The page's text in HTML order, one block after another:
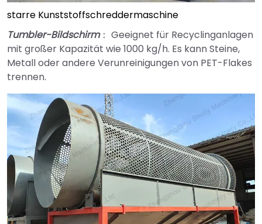
starre Kunststoffschreddermaschine
Tumbler-Bildschirm： Geeignet für Recyclinganlagen
mit großer Kapazität wie 1000 kg/h. Es kann Steine,
Metall oder andere Verunreinigungen von PET-Flakes
trennen.